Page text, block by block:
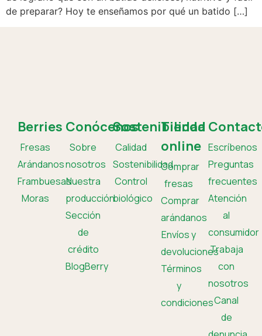
de preparar? Hoy te enseñamos por qué un batido […]
Berries
Fresas
Arándanos
Frambuesas
Moras
Conócenos
Sobre
nosotros
Nuestra
producción
Sección
de
crédito
BlogBerry
Sostenibilidad
Calidad
Sostenibilidad
Control
biológico
Tienda
online
Comprar
fresas
Comprar
arándanos
Envíos y
devoluciones
Términos
y
condiciones
Escríbenos
Preguntas
frecuentes
Atención
al
consumidor
Trabaja
con
nosotros
Canal
de